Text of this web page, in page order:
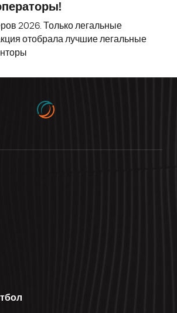
2026. Только легальные
отобрала лучшие легальные